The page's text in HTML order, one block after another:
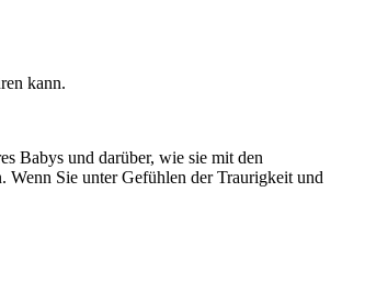
kann.
Babys und darüber, wie sie mit den
Wenn Sie unter Gefühlen der Traurigkeit und